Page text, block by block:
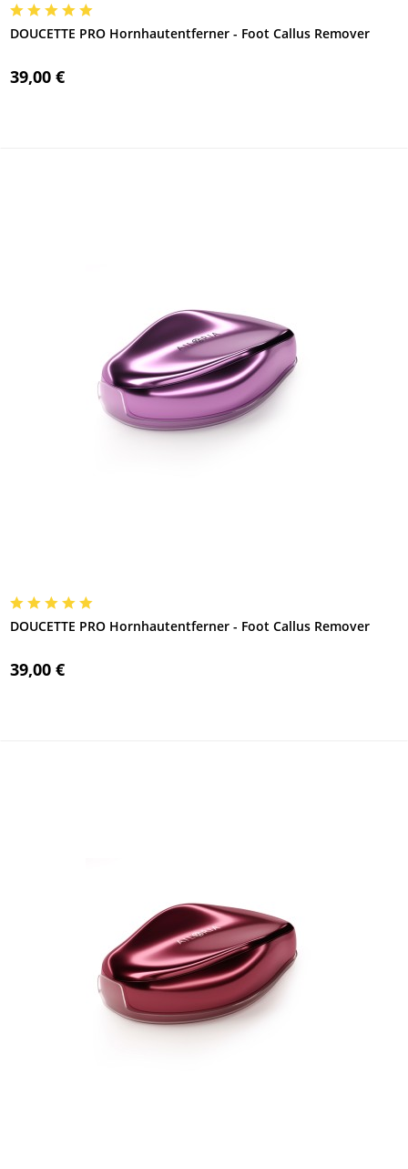
DOUCETTE PRO Hornhautentferner - Foot Callus Remover
39,00 €
DOUCETTE PRO Hornhautentferner - Foot Callus Remover
39,00 €